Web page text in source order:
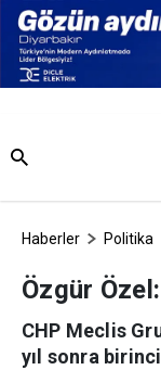
Haberler Politika
Özgür
CHP Meclis
yıl sonra